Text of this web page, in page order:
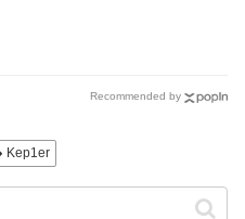
Recommended by
Kep1er